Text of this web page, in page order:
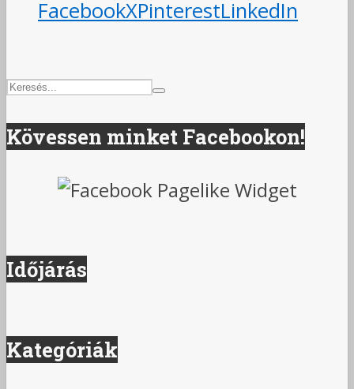
FacebookXPinterestLinkedIn
Kövessen minket Facebookon!
Időjárás
Kategóriák